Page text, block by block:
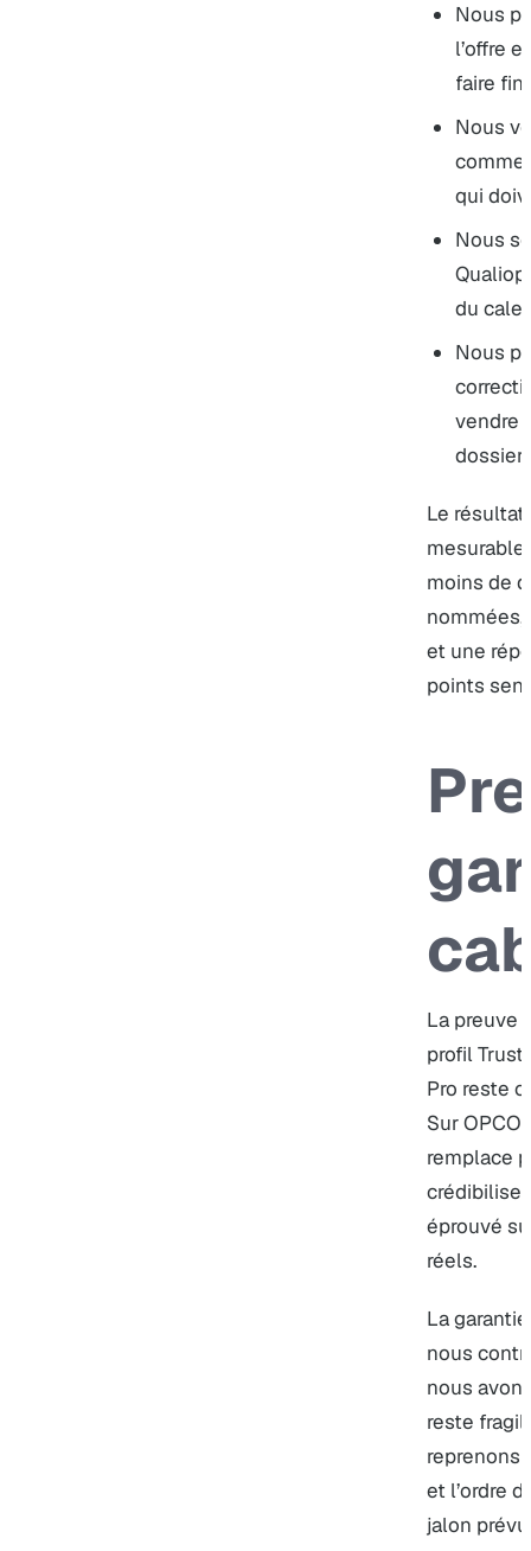
Nous
l’offre
faire
Nous
qui
Nous
du
Nous
vendre
dossier
Le résultat
mesurable
moins de
nommées,
et une
points
La preuve
profil
Pro reste
Sur
remplace
crédibilise
éprouvé
réels.
La
nous
nous
reste
reprenons
et l’ordre
jalon